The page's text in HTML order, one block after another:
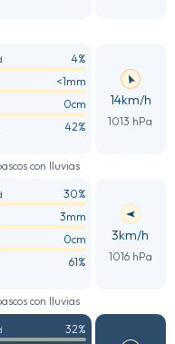
4%
<1mm
0cm
42%
14km/h
1013 hPa
con lluvias
30%
3mm
0cm
61%
3km/h
1016 hPa
con lluvias
32%